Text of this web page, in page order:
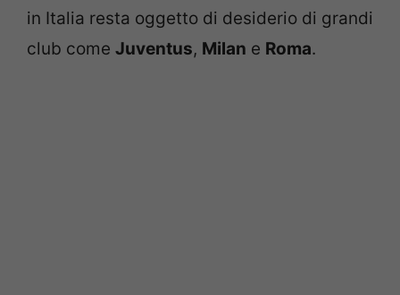
in Italia resta oggetto di desiderio di grandi
club come Juventus, Milan e Roma.